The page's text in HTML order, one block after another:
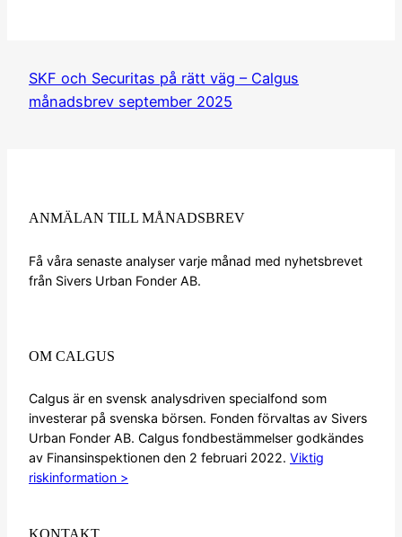
SKF och Securitas på rätt väg – Calgus
månadsbrev september 2025
ANMÄLAN TILL MÅNADSBREV
Få våra senaste analyser varje månad med nyhetsbrevet
från Sivers Urban Fonder AB.
OM CALGUS
Calgus är en svensk analysdriven specialfond som
investerar på svenska börsen. Fonden förvaltas av Sivers
Urban Fonder AB. Calgus fondbestämmelser godkändes
av Finansinspektionen den 2 februari 2022. Viktig
riskinformation >